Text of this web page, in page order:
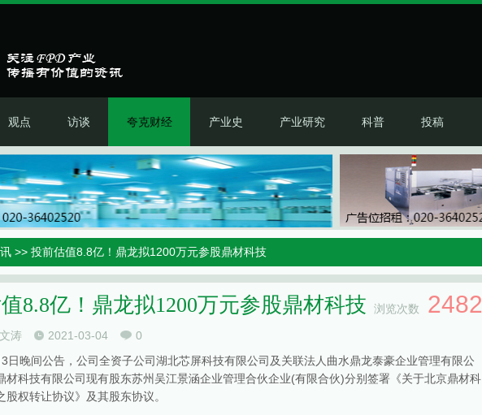
观点 访谈 夸克财经 产业史 产业研究 科普 投稿
>> 投前估值8.8亿！鼎龙拟1200万元参股鼎材科技
8.8亿！鼎龙拟1200万元参股鼎材科技
文涛 2021-03-04 0
浏览次数 2482
日晚间公告，公司全资子公司湖北芯屏科技有限公司及关联法人曲水鼎龙泰豪企业管理有限公
材科技有限公司现有股东苏州吴江景涵企业管理合伙企业(有限合伙)分别签署《关于北京鼎材科
股权转让协议》及其股东协议。